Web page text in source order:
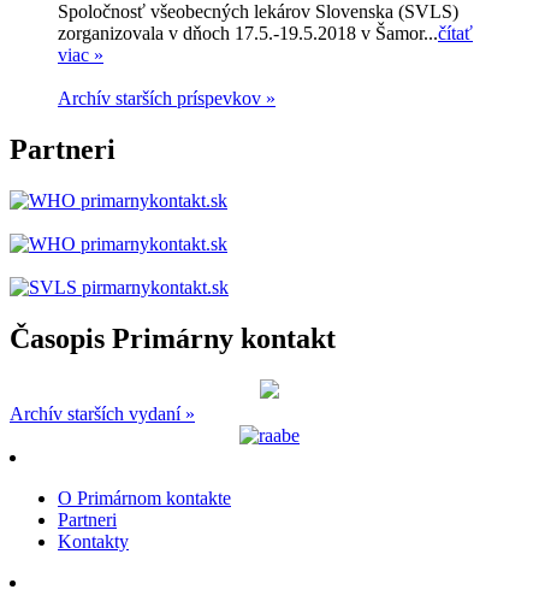
Spoločnosť všeobecných lekárov Slovenska (SVLS)
zorganizovala v dňoch 17.5.-19.5.2018 v Šamor...čítať
viac »
Archív starších príspevkov »
Partneri
Časopis Primárny kontakt
Archív starších vydaní »
O Primárnom kontakte
Partneri
Kontakty